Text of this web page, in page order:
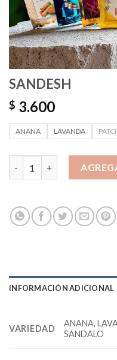
SANDESH
$ 3.600
ANANA LAVANDA
INFORMACIÓN ADICIONAL
VARIEDAD
ANANA,
SANDALO